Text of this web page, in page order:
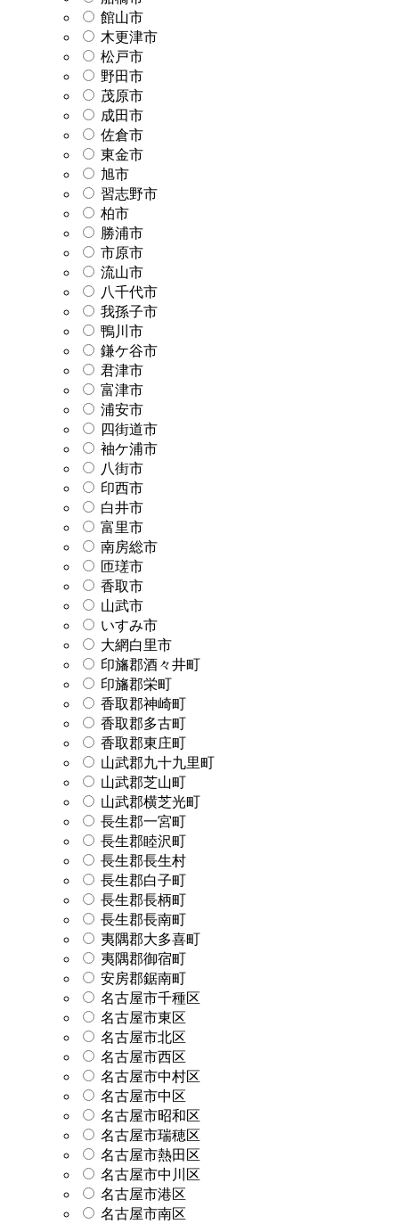
館山市
木更津市
松戸市
野田市
茂原市
成田市
佐倉市
東金市
旭市
習志野市
柏市
勝浦市
市原市
流山市
八千代市
我孫子市
鴨川市
鎌ケ谷市
君津市
富津市
浦安市
四街道市
袖ケ浦市
八街市
印西市
白井市
富里市
南房総市
匝瑳市
香取市
山武市
いすみ市
大網白里市
印旛郡酒々井町
印旛郡栄町
香取郡神崎町
香取郡多古町
香取郡東庄町
山武郡九十九里町
山武郡芝山町
山武郡横芝光町
長生郡一宮町
長生郡睦沢町
長生郡長生村
長生郡白子町
長生郡長柄町
長生郡長南町
夷隅郡大多喜町
夷隅郡御宿町
安房郡鋸南町
名古屋市千種区
名古屋市東区
名古屋市北区
名古屋市西区
名古屋市中村区
名古屋市中区
名古屋市昭和区
名古屋市瑞穂区
名古屋市熱田区
名古屋市中川区
名古屋市港区
名古屋市南区